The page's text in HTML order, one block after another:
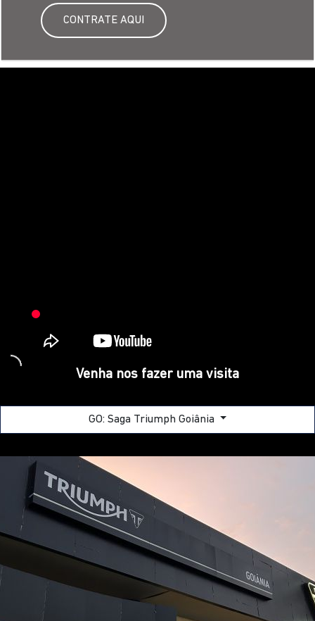
CONTRATE AQUI
Venha nos fazer uma visita
GO: Saga Triumph Goiânia